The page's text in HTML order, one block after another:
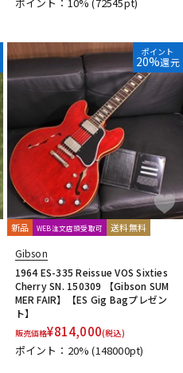
ポイント：10%(72545pt)
ポイント
20%還元
新品 WEB注文店頭受取可 送料無料
Gibson
1964 ES-335 Reissue VOS Sixties
Cherry SN. 150309 【Gibson SUM
MER FAIR】【ES Gig Bagプレゼン
ト】
販売価格¥814,000(税込)
ポイント：20%(148000pt)